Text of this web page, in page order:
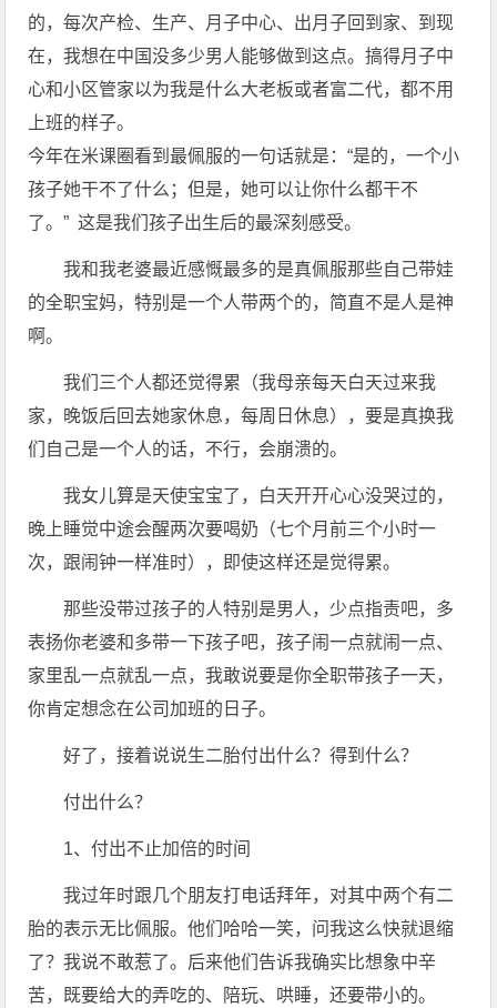
的，每次产检、生产、月子中心、出月子回到家、到现
在，我想在中国没多少男人能够做到这点。搞得月子中
心和小区管家以为我是什么大老板或者富二代，都不用
上班的样子。
今年在米课圈看到最佩服的一句话就是：“是的，一个小
孩子她干不了什么；但是，她可以让你什么都干不
了。” 这是我们孩子出生后的最深刻感受。
我和我老婆最近感慨最多的是真佩服那些自己带娃
的全职宝妈，特别是一个人带两个的，简直不是人是神
啊。
我们三个人都还觉得累（我母亲每天白天过来我
家，晚饭后回去她家休息，每周日休息），要是真换我
们自己是一个人的话，不行，会崩溃的。
我女儿算是天使宝宝了，白天开开心心没哭过的，
晚上睡觉中途会醒两次要喝奶（七个月前三个小时一
次，跟闹钟一样准时），即使这样还是觉得累。
那些没带过孩子的人特别是男人，少点指责吧，多
表扬你老婆和多带一下孩子吧，孩子闹一点就闹一点、
家里乱一点就乱一点，我敢说要是你全职带孩子一天，
你肯定想念在公司加班的日子。
好了，接着说说生二胎付出什么？得到什么？
付出什么？
1、付出不止加倍的时间
我过年时跟几个朋友打电话拜年，对其中两个有二
胎的表示无比佩服。他们哈哈一笑，问我这么快就退缩
了？我说不敢惹了。后来他们告诉我确实比想象中辛
苦，既要给大的弄吃的、陪玩、哄睡，还要带小的。